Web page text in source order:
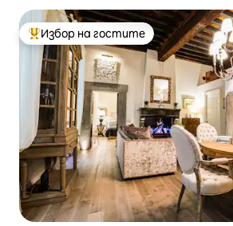
Най-популярен избор на гостите
Избор на гостите